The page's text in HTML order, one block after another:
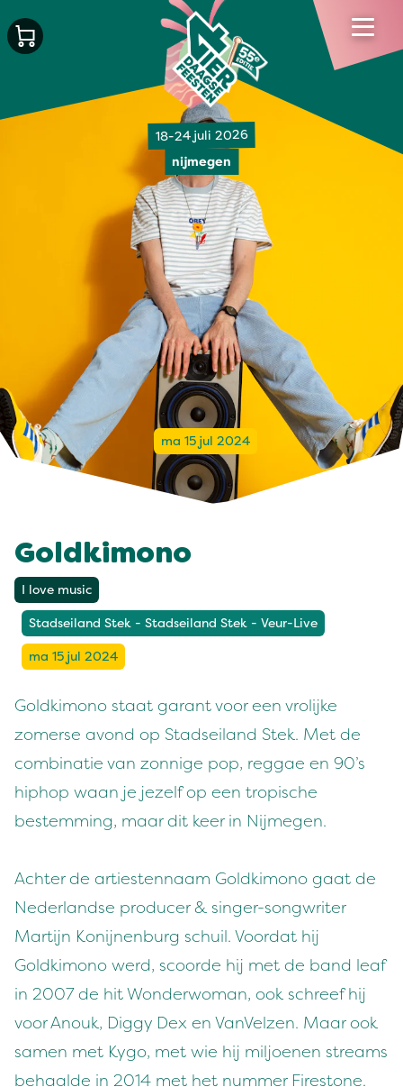
18-24 juli 2026
nijmegen
ma 15 jul 2024
Goldkimono
I love music
Stadseiland Stek - Stadseiland Stek - Veur-Live
ma 15 jul 2024
Goldkimono staat garant voor een vrolijke
zomerse avond op Stadseiland Stek. Met de
combinatie van zonnige pop, reggae en 90’s
hiphop waan je jezelf op een tropische
bestemming, maar dit keer in Nijmegen.
Achter de artiestennaam Goldkimono gaat de
Nederlandse producer & singer-songwriter
Martijn Konijnenburg schuil. Voordat hij
Goldkimono werd, scoorde hij met de band leaf
in 2007 de hit Wonderwoman, ook schreef hij
voor Anouk, Diggy Dex en VanVelzen. Maar ook
samen met Kygo, met wie hij miljoenen streams
behaalde in 2014 met het nummer Firestone.